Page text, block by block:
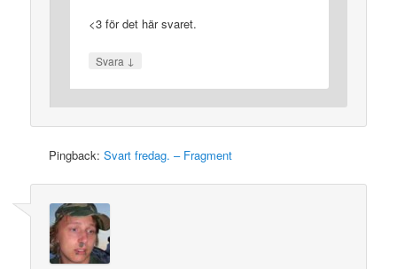
<3 för det här svaret.
Svara ↓
Pingback:Svart fredag. – Fragment